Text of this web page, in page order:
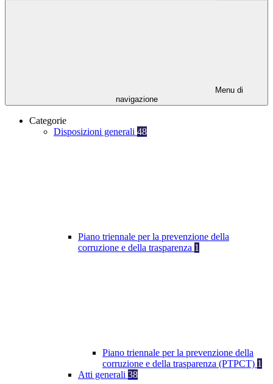
Menu di
navigazione
Categorie
Disposizioni generali 48
Piano triennale per la prevenzione della
corruzione e della trasparenza 1
Piano triennale per la prevenzione della
corruzione e della trasparenza (PTPCT) 1
Atti generali 38